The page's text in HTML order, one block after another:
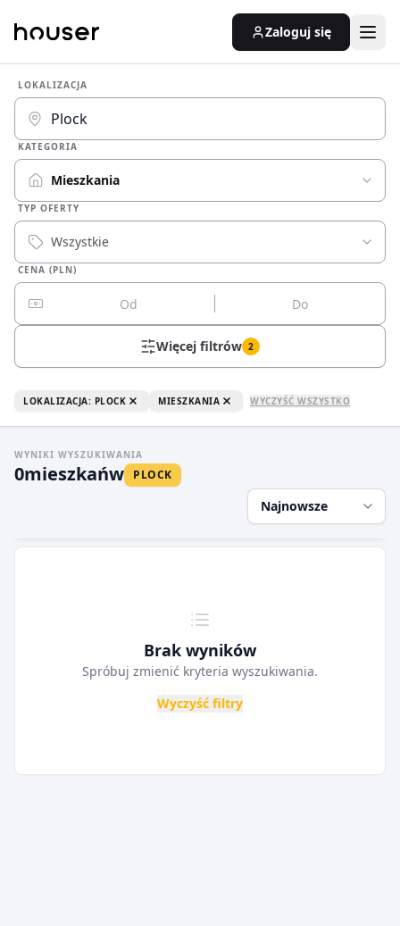
Zaloguj się
LOKALIZACJA
KATEGORIA
Mieszkania
TYP OFERTY
Wszystkie
CENA (PLN)
Więcej filtrów 2
LOKALIZACJA: PLOCK MIESZKANIA WYCZYŚĆ WSZYSTKO
WYNIKI WYSZUKIWANIA
0mieszkańw PLOCK
Najnowsze
Brak wyników
Spróbuj zmienić kryteria wyszukiwania.
Wyczyść filtry